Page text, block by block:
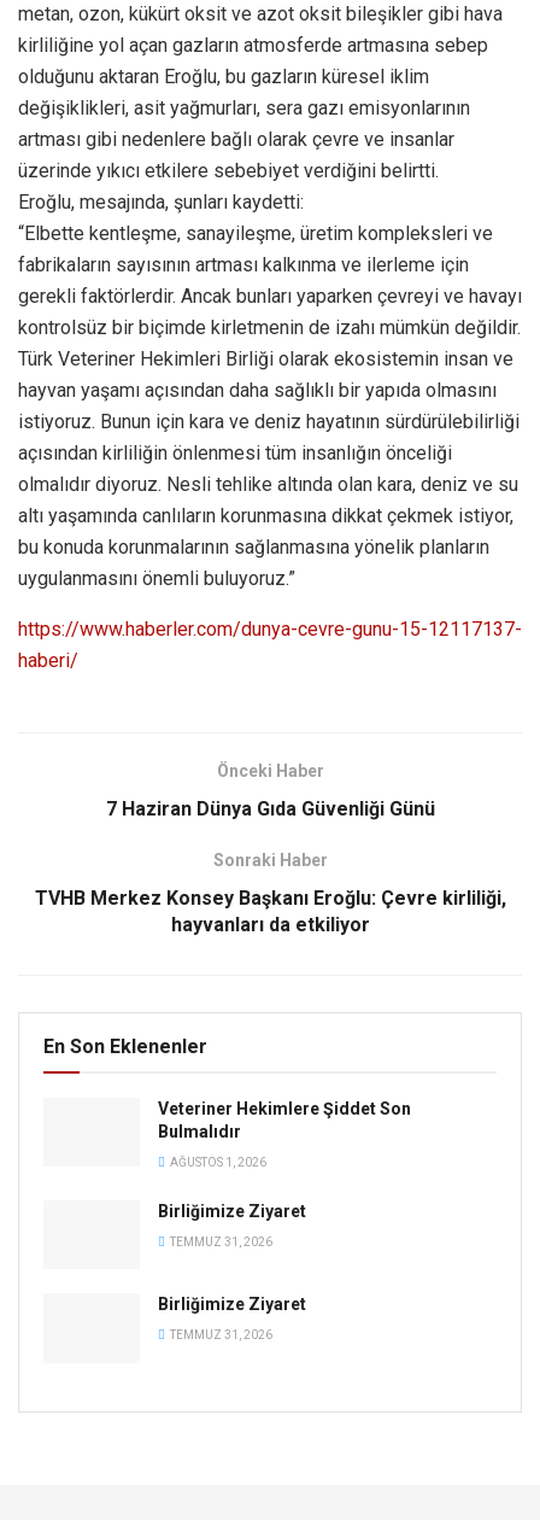
metan, ozon, kükürt oksit ve azot oksit bileşikler gibi hava
kirliliğine yol açan gazların atmosferde artmasına sebep
olduğunu aktaran Eroğlu, bu gazların küresel iklim
değişiklikleri, asit yağmurları, sera gazı emisyonlarının
artması gibi nedenlere bağlı olarak çevre ve insanlar
üzerinde yıkıcı etkilere sebebiyet verdiğini belirtti.
Eroğlu, mesajında, şunları kaydetti:
“Elbette kentleşme, sanayileşme, üretim kompleksleri ve
fabrikaların sayısının artması kalkınma ve ilerleme için
gerekli faktörlerdir. Ancak bunları yaparken çevreyi ve havayı
kontrolsüz bir biçimde kirletmenin de izahı mümkün değildir.
Türk Veteriner Hekimleri Birliği olarak ekosistemin insan ve
hayvan yaşamı açısından daha sağlıklı bir yapıda olmasını
istiyoruz. Bunun için kara ve deniz hayatının sürdürülebilirliği
açısından kirliliğin önlenmesi tüm insanlığın önceliği
olmalıdır diyoruz. Nesli tehlike altında olan kara, deniz ve su
altı yaşamında canlıların korunmasına dikkat çekmek istiyor,
bu konuda korunmalarının sağlanmasına yönelik planların
uygulanmasını önemli buluyoruz.”
https://www.haberler.com/dunya-cevre-gunu-15-12117137-
haberi/
Önceki Haber
7 Haziran Dünya Gıda Güvenliği Günü
Sonraki Haber
TVHB Merkez Konsey Başkanı Eroğlu: Çevre kirliliği,
hayvanları da etkiliyor
En Son Eklenenler
Veteriner Hekimlere Şiddet Son
Bulmalıdır
AĞUSTOS 1, 2026
Birliğimize Ziyaret
TEMMUZ 31, 2026
Birliğimize Ziyaret
TEMMUZ 31, 2026